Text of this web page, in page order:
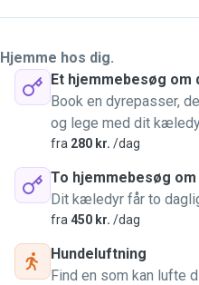
Hjemme hos dig.
Et hjemmebesøg om
Book en dyrepasser,
og lege med dit
fra 280 kr. /dag
To hjemmebesøg
Dit kæledyr får to
fra 450 kr. /dag
Hundeluftning
Find en som kan lufte